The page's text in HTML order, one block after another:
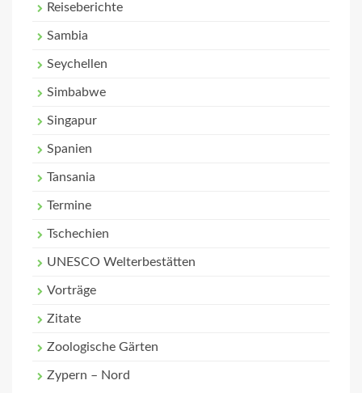
Reiseberichte
Sambia
Seychellen
Simbabwe
Singapur
Spanien
Tansania
Termine
Tschechien
UNESCO Welterbestätten
Vorträge
Zitate
Zoologische Gärten
Zypern – Nord